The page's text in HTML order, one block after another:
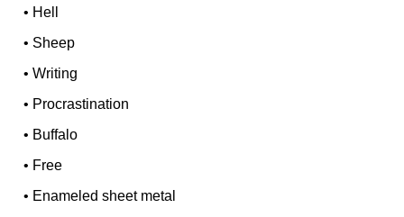
• Hell
• Sheep
•Writing
• Procrastination
• Buffalo
• Free
• Enameled sheet metal